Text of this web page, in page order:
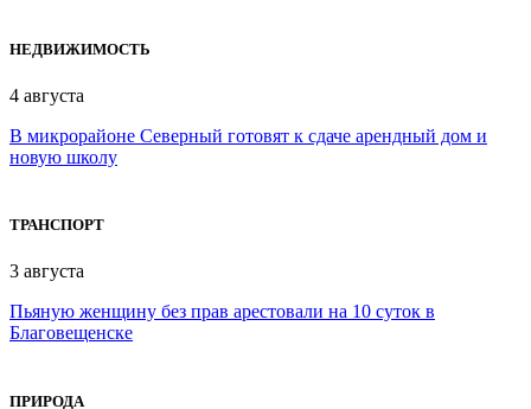
НЕДВИЖИМОСТЬ
4 августа
В микрорайоне Северный готовят к сдаче арендный дом и
новую школу
ТРАНСПОРТ
3 августа
Пьяную женщину без прав арестовали на 10 суток в
Благовещенске
ПРИРОДА